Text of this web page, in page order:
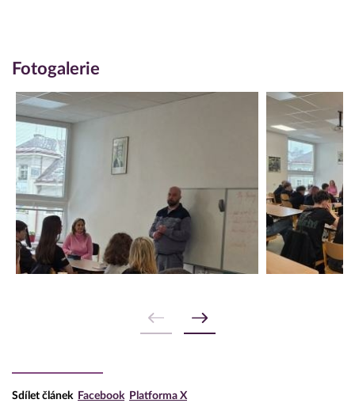
Fotogalerie
Sdílet článek Facebook Platforma X